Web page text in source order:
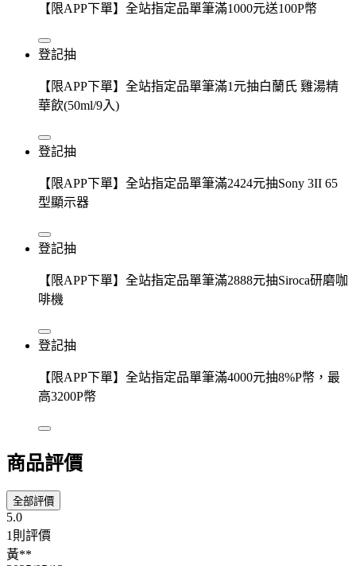
【限APP下單】全站指定品單筆滿1000元送100P幣
登記抽
【限APP下單】全站指定品單筆滿1元抽白蘭氏 雞湯精
華飲(50ml/9入)
登記抽
【限APP下單】全站指定品單筆滿2424元抽Sony 3II 65
型顯示器
登記抽
【限APP下單】全站指定品單筆滿2888元抽Siroca研磨咖
啡機
登記抽
【限APP下單】全站指定品單筆滿4000元抽8%P幣，最
高3200P幣
商品評價
全部評價
5.0
1則評價
黃**